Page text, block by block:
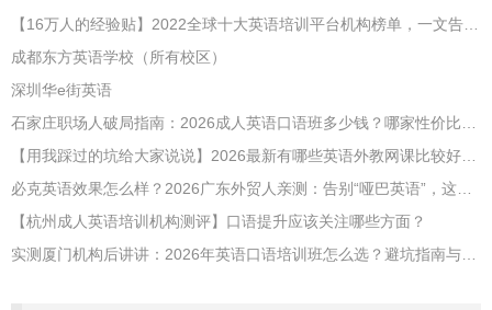
【16万人的经验贴】2022全球十大英语培训平台机构榜单，一文告诉你
成都东方英语学校（所有校区）
深圳华e街英语
石家庄职场人破局指南：2026成人英语口语班多少钱？哪家性价比高？
【用我踩过的坑给大家说说】2026最新有哪些英语外教网课比较好？哪家性价比高？
必克英语效果怎么样？2026广东外贸人亲测：告别“哑巴英语”，这才是成年人最高效的自救指南！
【杭州成人英语培训机构测评】口语提升应该关注哪些方面？
实测厦门机构后讲讲：2026年英语口语培训班怎么选？避坑指南与高效学习新范式